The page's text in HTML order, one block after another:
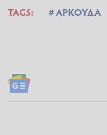
TAGS: ΑΡΚΟΥΔΑ